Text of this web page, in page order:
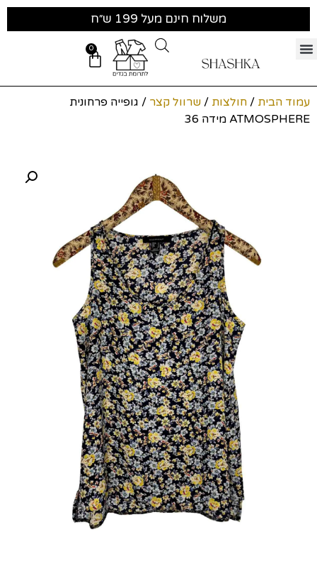
משלוח חינם מעל 199 ש״ח
0
עמוד הבית / חולצות / שרוול קצר / גופייה פרחונית
ATMOSPHERE מידה 36